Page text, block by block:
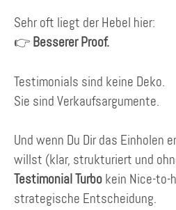
Sehr oft liegt der Hebel hier:
👉 Besserer Proof.
Testimonials sind keine Deko.
Sie sind Verkaufsargumente.
Und wenn Du Dir das Einholen
willst (klar, strukturiert und
Testimonial Turbo kein Nice-to-
strategische Entscheidung.